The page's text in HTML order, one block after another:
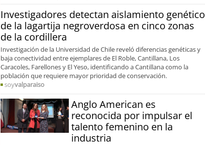
Investigadores detectan aislamiento genético
de la lagartija negroverdosa en cinco zonas
de la cordillera
Investigación de la Universidad de Chile reveló diferencias genéticas y
baja conectividad entre ejemplares de El Roble, Cantillana, Los
Caracoles, Farellones y El Yeso, identificando a Cantillana como la
población que requiere mayor prioridad de conservación.
soyvalparaiso
Anglo American es
reconocida por impulsar el
talento femenino en la
industria